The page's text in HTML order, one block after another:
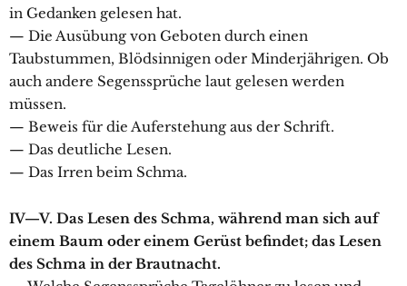
in Gedanken gelesen hat.
— Die Ausübung von Geboten durch einen
Taubstummen, Blödsinnigen oder Minderjährigen. Ob
auch andere Segenssprüche laut gelesen werden
müssen.
— Beweis für die Auferstehung aus der Schrift.
— Das deutliche Lesen.
— Das Irren beim Schma.
IV—V. Das Lesen des Schma, während man sich auf
einem Baum oder einem Gerüst befindet; das Lesen
des Schma in der Brautnacht.